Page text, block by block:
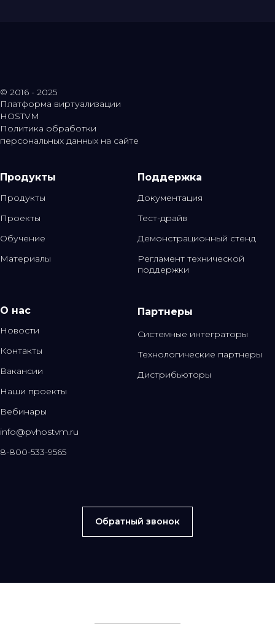
© 2016 - 2025
Платформа виртуализации
HOSTVM
Политика обработки
персональных данных на сайте
Продукты
Продукты
Проекты
Обучение
Материалы
Поддержка
Документация
Тест-драйв
Демонстрационный стенд
Регламент технической
поддержки
О нас
Новости
Контакты
Вакансии
Наши проекты
Вебинары
info@pvhostvm.ru
8-800-533-9565
Партнеры
Системные интеграторы
Технологические партнеры
Дистрибьюторы
Обратный звонок